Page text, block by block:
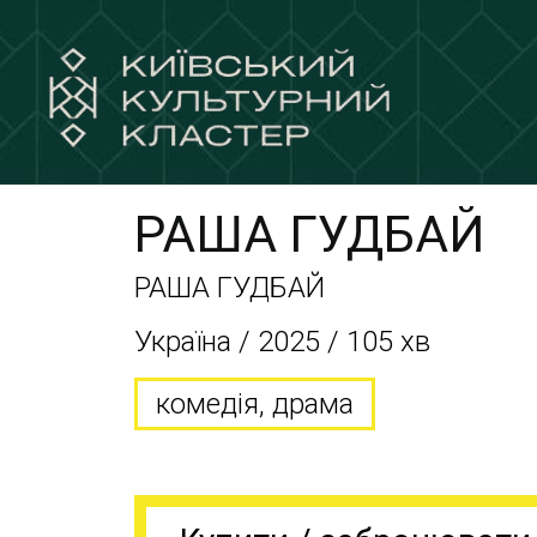
РАША ГУДБАЙ
РАША ГУДБАЙ
Україна / 2025 / 105 хв
комедія, драма